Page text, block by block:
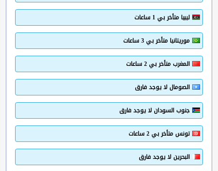
ليبيا متأخر بي 1 ساعات
موريتانيا متأخر بي 3 ساعات
المغرب متأخر بي 2 ساعات
الصومال لا يوجد فارق
جنوب السودان لا يوجد فارق
تونس متأخر بي 2 ساعات
البحرين لا يوجد فارق